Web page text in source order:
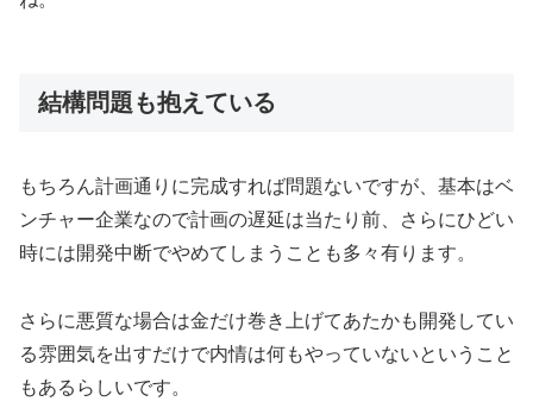
結構問題も抱えている
もちろん計画通りに完成すれば問題ないですが、基本はベ
ンチャー企業なので計画の遅延は当たり前、さらにひどい
時には開発中断でやめてしまうことも多々有ります。
さらに悪質な場合は金だけ巻き上げてあたかも開発してい
る雰囲気を出すだけで内情は何もやっていないということ
もあるらしいです。